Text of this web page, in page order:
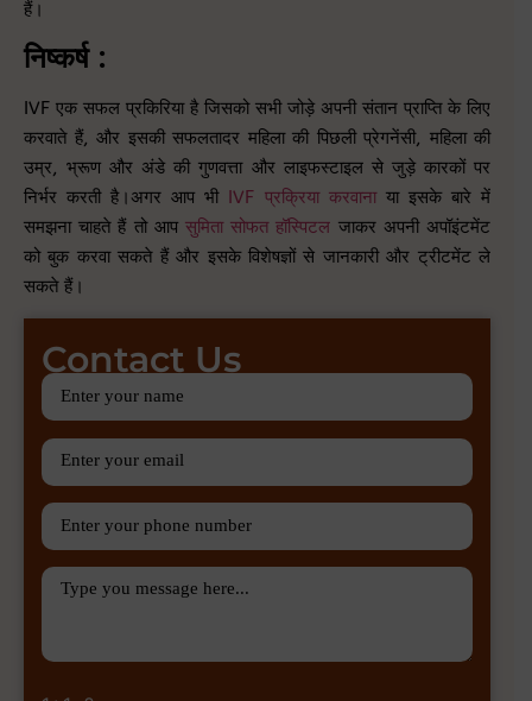
हैं।
निष्कर्ष :
IVF एक सफल प्रकिरिया है जिसको सभी जोड़े अपनी संतान प्राप्ति के लिए
करवाते हैं, और इसकी सफलतादर महिला की पिछली प्रेगनेंसी, महिला की
उम्र, भ्रूण और अंडे की गुणवत्ता और लाइफस्टाइल से जुड़े कारकों पर
निर्भर करती है।अगर आप भी IVF प्रक्रिया करवानाया इसके बारे में
समझना चाहते हैं तो आप सुमिता सोफत हॉस्पिटल जाकर अपनी अपॉइंटमेंट
को बुक करवा सकते हैं और इसके विशेषज्ञों से जानकारी और ट्रीटमेंट ले
सकते हैं।
Contact Us